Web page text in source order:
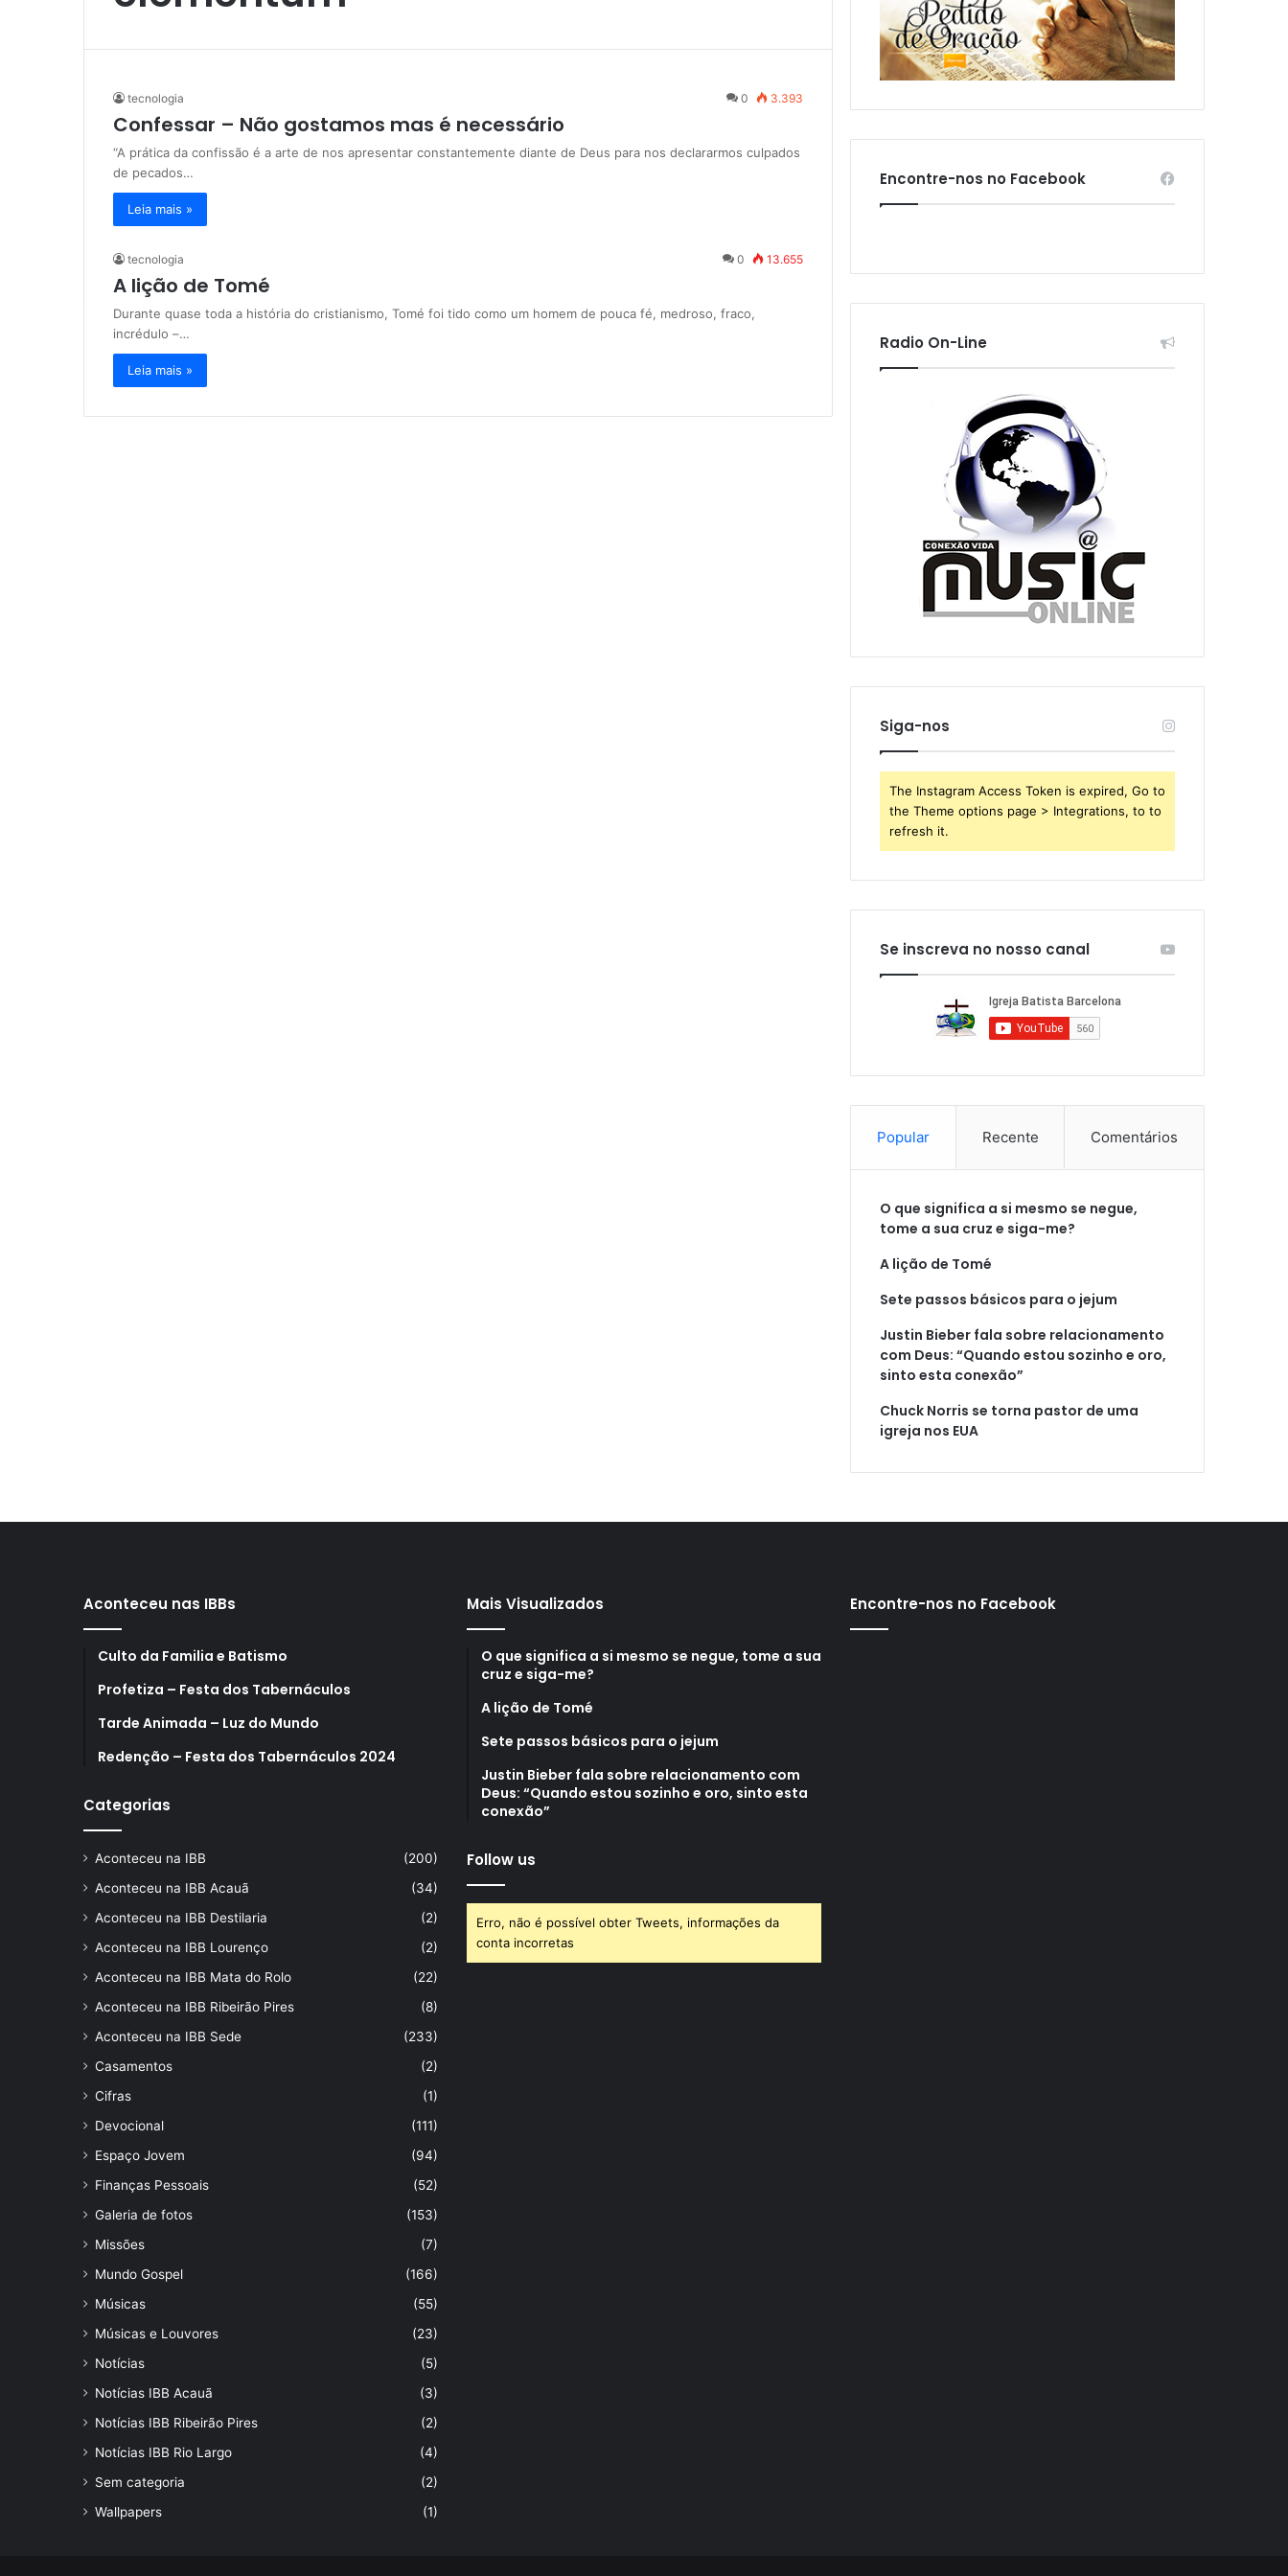
tecnologia 0 3.393
Confessar – Não gostamos mas é necessário
“A prática da confissão é a arte de nos apresentar constantemente diante de Deus para nos declararmos culpados
de pecados…
Leia mais »
tecnologia 0 13.655
A lição de Tomé
Durante quase toda a história do cristianismo, Tomé foi tido como um homem de pouca fé, medroso, fraco,
incrédulo –…
Leia mais »
Encontre-nos no Facebook
Radio On-Line
Siga-nos
The Instagram Access Token is expired, Go to
the Theme options page > Integrations, to to
refresh it.
Se inscreva no nosso canal
Popular Recente Comentários
O que significa a si mesmo se negue,
tome a sua cruz e siga-me?
A lição de Tomé
Sete passos básicos para o jejum
Justin Bieber fala sobre relacionamento
com Deus: “Quando estou sozinho e oro,
sinto esta conexão”
Chuck Norris se torna pastor de uma
igreja nos EUA
Aconteceu nas IBBs
Culto da Familia e Batismo
Profetiza – Festa dos Tabernáculos
Tarde Animada – Luz do Mundo
Redenção – Festa dos Tabernáculos 2024
Categorias
Aconteceu na IBB
(200)
Aconteceu na IBB Acauã
(34)
Aconteceu na IBB Destilaria
(2)
Aconteceu na IBB Lourenço
(2)
Aconteceu na IBB Mata do Rolo
(22)
Aconteceu na IBB Ribeirão Pires
(8)
Aconteceu na IBB Sede
(233)
Casamentos
(2)
Cifras
(1)
Devocional
(111)
Espaço Jovem
(94)
Finanças Pessoais
(52)
Galeria de fotos
(153)
Missões
(7)
Mundo Gospel
(166)
Músicas
(55)
Músicas e Louvores
(23)
Notícias
(5)
Notícias IBB Acauã
(3)
Notícias IBB Ribeirão Pires
(2)
Notícias IBB Rio Largo
(4)
Sem categoria
(2)
Wallpapers
(1)
Mais Visualizados
O que significa a si mesmo se negue, tome a sua
cruz e siga-me?
A lição de Tomé
Sete passos básicos para o jejum
Justin Bieber fala sobre relacionamento com
Deus: “Quando estou sozinho e oro, sinto esta
conexão”
Follow us
Erro, não é possível obter Tweets, informações da
conta incorretas
Encontre-nos no Facebook